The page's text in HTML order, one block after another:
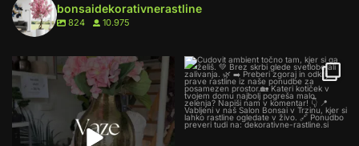
bonsaidekorativnerastline
824 10.975